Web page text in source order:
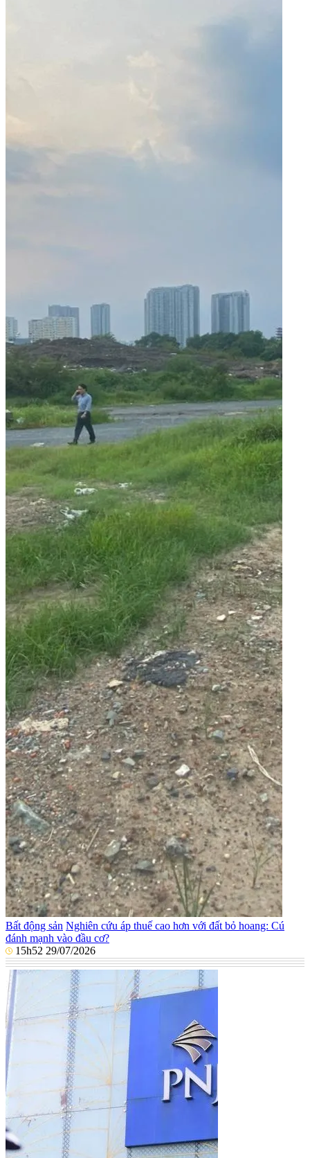
Bất động sản Nghiên cứu áp thuế cao hơn với đất bỏ hoang: Cú
đánh mạnh vào đầu cơ?
15h52 29/07/2026